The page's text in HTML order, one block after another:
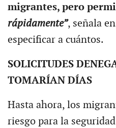
migrantes, pero
rápidamente”, señala
especificar a cuántos.
SOLICITUDES
TOMARÍAN DÍAS
Hasta ahora, los
riesgo para la